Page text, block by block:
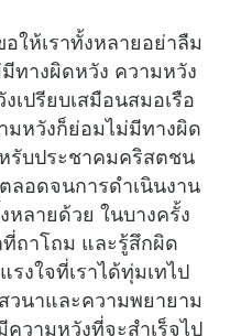
เราทั้งหลายอย่าลืม
ทางผิดหวัง ความหวัง
เปรียบเสมือนสมอเรือ
มหวังก็ย่อมไม่มีทางผิด
รับประชาคมคริสตชน
ลอดจนการดำเนินงาน
ลายด้วย ในบางครั้ง
ถาโถม และรู้สึกผิด
งใจที่เราได้ทุ่มเทไป
วนาและความพยายาม
ความหวังที่จะสำเร็จไป